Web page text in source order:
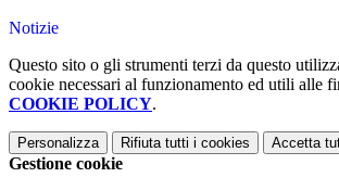
Notizie
Questo sito o gli strumenti terzi da questo
cookie necessari al funzionamento ed utili alle
COOKIE POLICY.
Personalizza Rifiuta tutti i cookies Accetta
Gestione cookie